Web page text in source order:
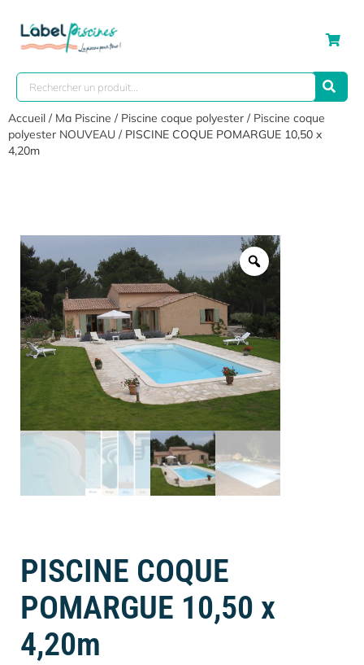
Accueil / Ma Piscine / Piscine coque polyester / Piscine coque
polyester NOUVEAU / PISCINE COQUE POMARGUE 10,50 x
4,20m
PISCINE COQUE
POMARGUE 10,50 x
4,20m